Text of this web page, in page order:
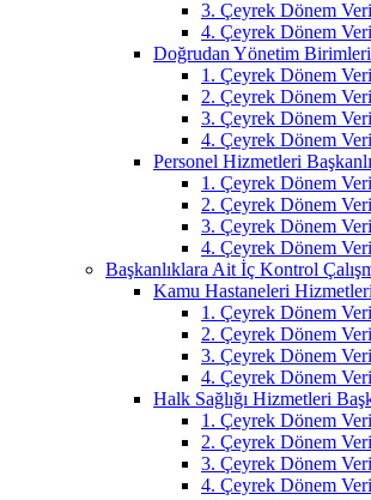
3. Çeyrek Dönem
4. Çeyrek Dönem
Doğrudan Yönetim Birimleri
1. Çeyrek Dönem
2. Çeyrek Dönem
3. Çeyrek Dönem
4. Çeyrek Dönem
Personel Hizmetleri
1. Çeyrek Dönem
2. Çeyrek Dönem
3. Çeyrek Dönem
4. Çeyrek Dönem
Başkanlıklara Ait İç Kontrol
Kamu Hastaneleri Hizmetleri
1. Çeyrek Dönem
2. Çeyrek Dönem
3. Çeyrek Dönem
4. Çeyrek Dönem
Halk Sağlığı Hizmetleri
1. Çeyrek Dönem
2. Çeyrek Dönem
3. Çeyrek Dönem
4. Çeyrek Dönem